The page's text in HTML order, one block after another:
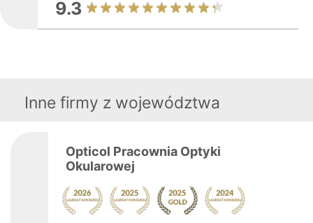
9.3
Inne firmy z województwa
Opticol Pracownia Optyki
Okularowej